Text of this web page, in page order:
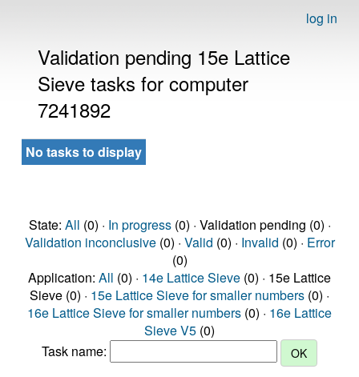
log in
Validation pending 15e Lattice
Sieve tasks for computer
7241892
No tasks to display
State: All (0) · In progress(0) · Validation pending (0) ·
Validation inconclusive(0) · Valid (0) · Invalid (0) · Error
(0)
Application: All (0) · 14e Lattice Sieve (0) · 15e Lattice
Sieve (0) · 15e Lattice Sieve for smaller numbers (0) ·
16e Lattice Sieve for smaller numbers (0) · 16e Lattice
Sieve V5 (0)
Task name: